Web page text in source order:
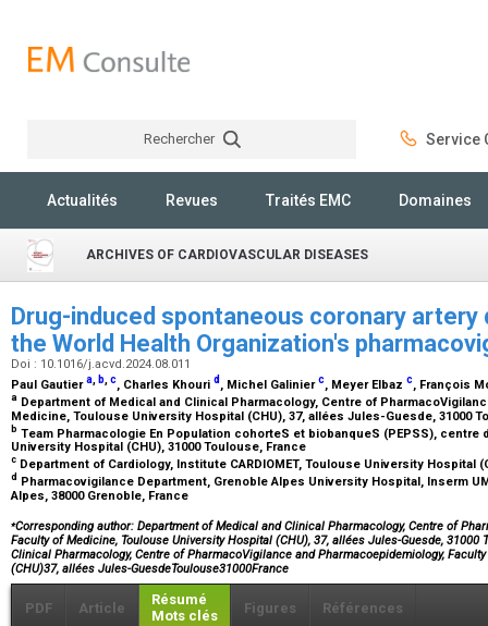
Rechercher Service
Actualités Revues Traités EMC Domaines
ARCHIVES OF CARDIOVASCULAR DISEASES
Drug-induced spontaneous coronary
the World Health Organization's
Doi : 10.1016/j.acvd.2024.08.011
Paul Gautiera, b,c, Charles Khouri d , Michel Galinierc, Meyer Elbaz c, François
a Department of Medical and Clinical Pharmacology, Centre of
Medicine, Toulouse University Hospital (CHU), 37, allées Jules-Guesde, 31000
b Team Pharmacologie En Population cohorteS et biobanqueS (PEPSS), centre
University Hospital (CHU), 31000 Toulouse, France
c Department of Cardiology, Institute CARDIOMET, Toulouse University Hospital
d Pharmacovigilance Department, Grenoble Alpes University Hospital, Inserm
Alpes, 38000 Grenoble, France
⁎Corresponding author: Department of Medical and Clinical Pharmacology, Centre of
Faculty of Medicine, Toulouse University Hospital (CHU), 37, allées Jules-Guesde, 31000
Clinical Pharmacology, Centre of PharmacoVigilance and Pharmacoepidemiology,
(CHU)37, allées Jules-GuesdeToulouse31000France
PDF Article
Résumé
Mots clés
Figures Références